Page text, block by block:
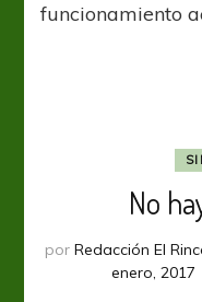
funcionamiento
No
por Redacción El
enero, 2017